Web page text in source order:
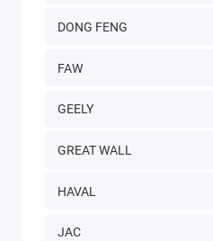
DONG FENG
FAW
GEELY
GREAT WALL
HAVAL
JAC